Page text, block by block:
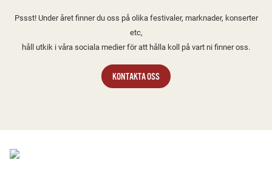
Pssst! Under året finner du oss på olika festivaler, marknader, konserter
etc,
håll utkik i våra sociala medier för att hålla koll på vart ni finner oss.
KONTAKTA OSS